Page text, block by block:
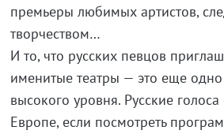
премьеры любимых артистов,
творчеством…
И то, что русских певцов
именитые театры — это еще
высокого уровня. Русские
Европе, если посмотреть